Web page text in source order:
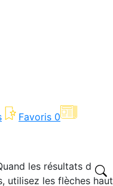
Favoris 0
les résultats de
utilisez les flèches haut